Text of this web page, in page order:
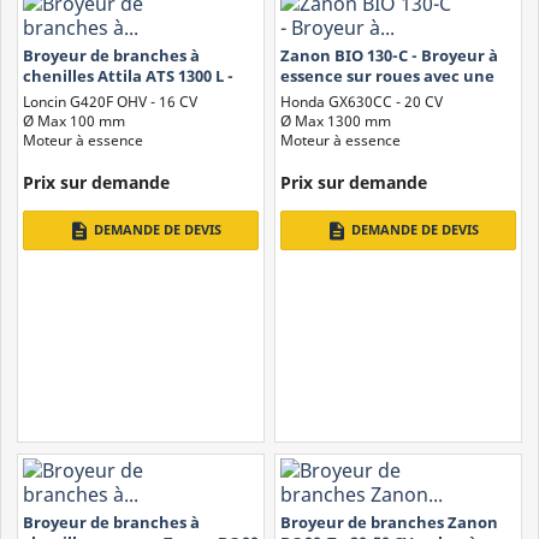
Systèmes de Coupe des Broyeurs de Jardinage
Broyeurs et Déchiqueteuses sont communément divisés selon leur
type de coupe :
Broyeur de branches à
chenilles Attila ATS 1300 L -
Essence, moteur Loncin 420
cm3
Loncin G420F OHV - 16 CV
Ø Max 100 mm
Moteur à essence
Prix ​​sur demande
description DEMANDE DE DEVIS
Zanon BIO 130-C - Broyeur à
essence sur roues avec une
largeur de coupe de 13 cm
Honda GX630CC - 20 CV
Ø Max 1300 mm
Moteur à essence
Prix ​​sur demande
description DEMANDE DE DEVIS
Broyeur de branches à
Broyeur de branches Zanon